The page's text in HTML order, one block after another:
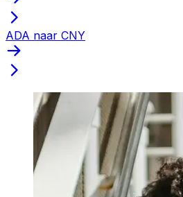
ADA naar CNY